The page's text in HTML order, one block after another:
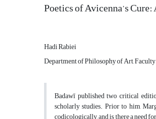
Poetics of Avicenna’s
Hadi Rabiei
Department of Philosophy of Art,
Badawī published two critical
scholarly studies. Prior to him,